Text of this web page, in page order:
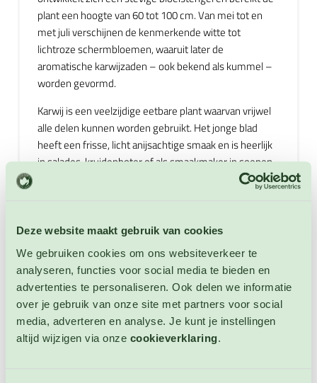
Deze website maakt gebruik van cookies
We gebruiken cookies om ons websiteverkeer te
analyseren, functies voor social media te bieden en
advertenties te personaliseren. Ook delen we informatie
over je gebruik van onze site met partners voor social
media, adverteren en analyse. Je kunt je instellingen
altijd wijzigen via onze cookieverklaring.
plant een hoogte van 60 tot 100 cm. Van mei tot en
met juli verschijnen de kenmerkende witte tot
lichtroze schermbloemen, waaruit later de
aromatische karwijzaden – ook bekend als kummel –
worden gevormd.
Karwij is een veelzijdige eetbare plant waarvan vrijwel
alle delen kunnen worden gebruikt. Het jonge blad
heeft een frisse, licht anijsachtige smaak en is heerlijk
in salades, kruidenboter of als smaakmaker in soepen
en stoofschotels. De penwortel uit het eerste groeijaar
worden veel gebruikt in brood, kaas, zuurkool,
koolgerechten, aardappelgerechten, stoofschotels,
worst, koek en gebak. Ook zijn de zaden een belangrijk
ingrediënt in diverse kruidenlikeuren, waaronder de
bekende kummellikeur. Winterharde tweejarige.
Hoogte: 20 - 100 cm.